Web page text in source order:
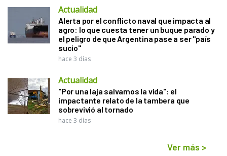
Actualidad
Alerta por el conflicto naval que impacta al
agro: lo que cuesta tener un buque parado y
el peligro de que Argentina pase a ser "país
sucio"
hace 3 días
Actualidad
"Por una laja salvamos la vida": el
impactante relato de la tambera que
sobrevivió al tornado
hace 3 días
Ver más >